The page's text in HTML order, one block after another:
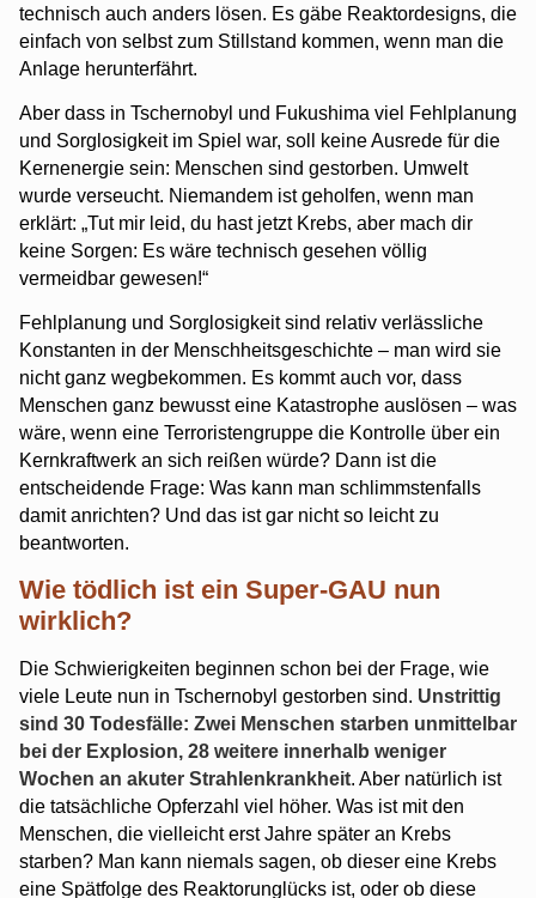
technisch auch anders lösen. Es gäbe Reaktordesigns, die
einfach von selbst zum Stillstand kommen, wenn man die
Anlage herunterfährt.
Aber dass in Tschernobyl und Fukushima viel Fehlplanung
und Sorglosigkeit im Spiel war, soll keine Ausrede für die
Kernenergie sein: Menschen sind gestorben. Umwelt
wurde verseucht. Niemandem ist geholfen, wenn man
erklärt: „Tut mir leid, du hast jetzt Krebs, aber mach dir
keine Sorgen: Es wäre technisch gesehen völlig
vermeidbar gewesen!“
Fehlplanung und Sorglosigkeit sind relativ verlässliche
Konstanten in der Menschheitsgeschichte – man wird sie
nicht ganz wegbekommen. Es kommt auch vor, dass
Menschen ganz bewusst eine Katastrophe auslösen – was
wäre, wenn eine Terroristengruppe die Kontrolle über ein
Kernkraftwerk an sich reißen würde? Dann ist die
entscheidende Frage: Was kann man schlimmstenfalls
damit anrichten? Und das ist gar nicht so leicht zu
beantworten.
Wie tödlich ist ein Super-GAU nun
wirklich?
Die Schwierigkeiten beginnen schon bei der Frage, wie
viele Leute nun in Tschernobyl gestorben sind. Unstrittig
sind 30 Todesfälle: Zwei Menschen starben unmittelbar
bei der Explosion, 28 weitere innerhalb weniger
Wochen an akuter Strahlenkrankheit. Aber natürlich ist
die tatsächliche Opferzahl viel höher. Was ist mit den
Menschen, die vielleicht erst Jahre später an Krebs
starben? Man kann niemals sagen, ob dieser eine Krebs
eine Spätfolge des Reaktorunglücks ist, oder ob diese